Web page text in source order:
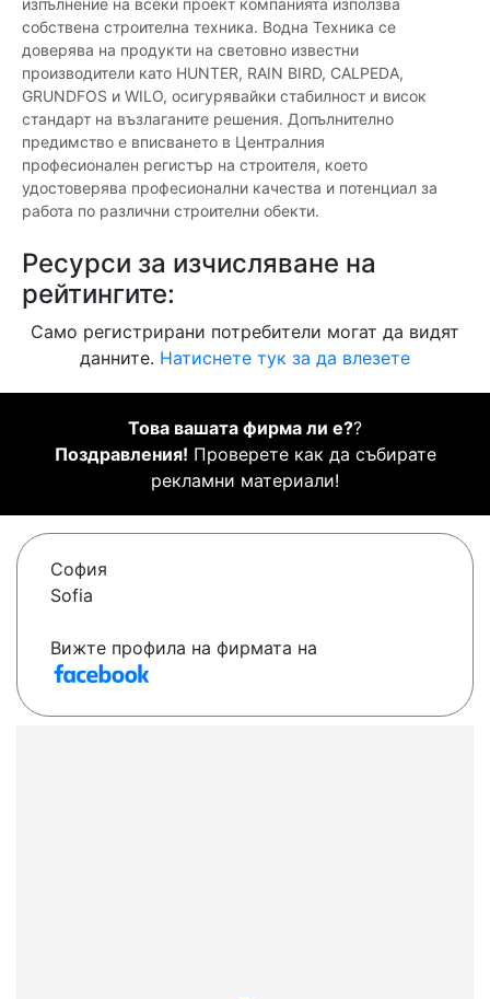
изпълнение на всеки проект компанията използва
собствена строителна техника. Водна Техника се
доверява на продукти на световно известни
производители като HUNTER, RAIN BIRD, CALPEDA,
GRUNDFOS и WILO, осигурявайки стабилност и висок
стандарт на възлаганите решения. Допълнително
предимство е вписването в Централния
професионален регистър на строителя, което
удостоверява професионални качества и потенциал за
работа по различни строителни обекти.
Ресурси за изчисляване на
рейтингите:
Само регистрирани потребители могат да видят
данните. Натиснете тук за да влезете
Това вашата фирма ли е??
Поздравления! Проверете как да събирате
рекламни материали!
София
Sofia
Вижте профила на фирмата на